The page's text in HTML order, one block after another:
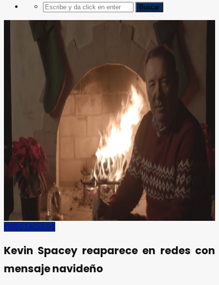
ESPECTACULOS
Kevin Spacey reaparece en redes con
mensaje navideño